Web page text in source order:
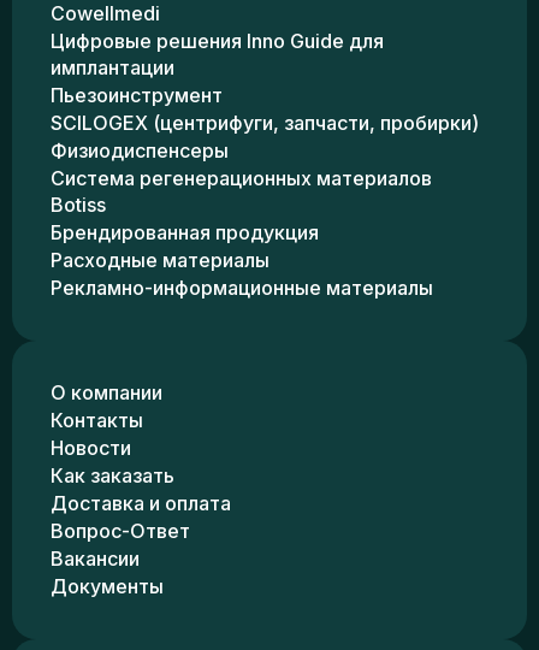
Cowellmedi
Цифровые решения Inno Guide для
имплантации
Пьезоинструмент
SCILOGEX (центрифуги, запчасти, пробирки)
Физиодиспенсеры
Система регенерационных материалов
Botiss
Брендированная продукция
Расходные материалы
Рекламно-информационные материалы
О компании
Контакты
Новости
Как заказать
Доставка и оплата
Вопрос-Ответ
Вакансии
Документы